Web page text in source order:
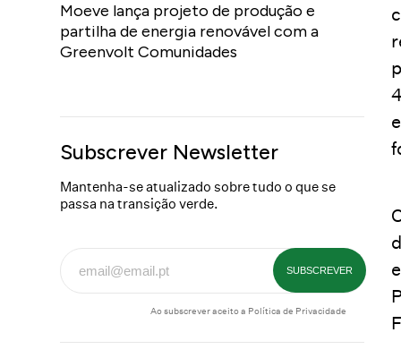
Moeve lança projeto de produção e
partilha de energia renovável com a
Greenvolt Comunidades
Subscrever Newsletter
Mantenha-se atualizado sobre tudo o que se
passa na transição verde.
Ao subscrever aceito a Política de Privacidade